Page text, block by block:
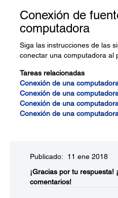
Conexión de
computadora
Siga las instrucciones de las
conectar una computadora al
Tareas relacionadas
Conexión de una
Conexión de una
Conexión de una
Conexión de una
Publicado: 11 ene 2018
¡Gracias por tu respuesta!
comentarios!